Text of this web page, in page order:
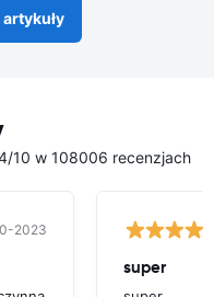
10 w 108006 recenzjach
2023
super